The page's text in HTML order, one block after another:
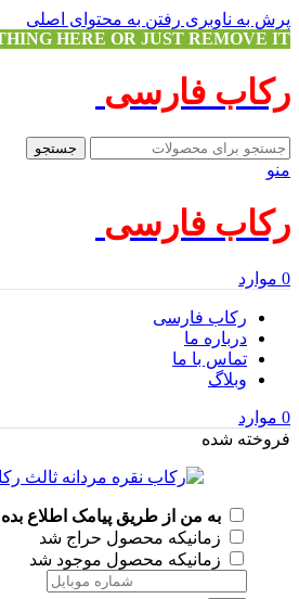
پرش به ناوبری رفتن به محتوای اصلی
HERE OR JUST REMOVE IT…
رکاب فارسی
جستجو
منو
رکاب فارسی
0 موارد
رکاب فارسی
درباره ما
تماس با ما
وبلاگ
0 موارد
فروخته شده
به من از طریق پیامک اطلاع بده
زمانیکه محصول حراج شد
زمانیکه محصول موجود شد